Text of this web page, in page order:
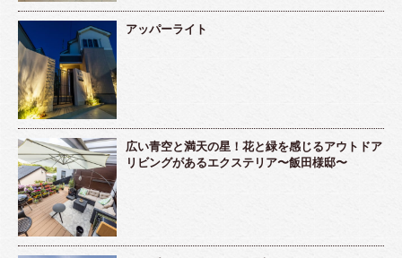
アッパーライト
広い青空と満天の星！花と緑を感じるアウトドア
リビングがあるエクステリア〜飯田様邸〜